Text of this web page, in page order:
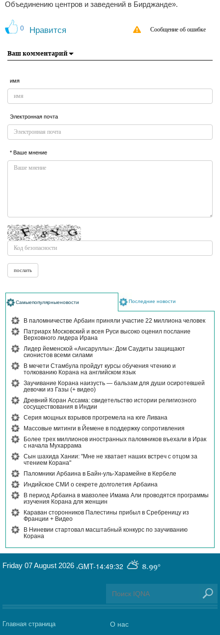
Объединению центров и заведений в Бирджанде».
0 Нравится Сообщение об ошибке
Ваш комментарий
имя
Электронная почта
* Ваше мнение
Самыепопулярныеновости Последние новости
В паломничестве Арбаин приняли участие 22 миллиона человек
Патриарх Московский и всея Руси высоко оценил послание
Верховного лидера Ирана
Лидер йеменской «Ансаруллы»: Дом Саудиты защищают
сионистов всеми силами
В мечети Стамбула пройдут курсы обучения чтению и
толкованию Корана на английском язык
Заучивание Корана наизусть — бальзам для души осиротевшей
девочки из Газы (+ видео)
Древний Коран Ассама: свидетельство истории религиозного
сосуществования в Индии
Серия мощных взрывов прогремела на юге Ливана
Массовые митинги в Йемене в поддержку сопротивления
Более трех миллионов иностранных паломников въехали в Ирак
с начала Мухаррама
Сын шахида Хании: "Мне не хватает наших встреч с отцом за
чтением Корана"
Паломники Арбаина в Байн-уль-Харамейне в Кербеле
Индийское СМИ о секрете долголетия Арбаина
В период Арбаина в мавзолее Имама Али проводятся программы
изучения Корана для женщин
Караван сторонников Палестины прибыл в Сребреницу из
Франции + Видео
В Ниневии стартовал масштабный конкурс по заучиванию
Корана
GMT-14:49:32 8.99°
Friday 07 August 2026 ,
Главная страница
О нас